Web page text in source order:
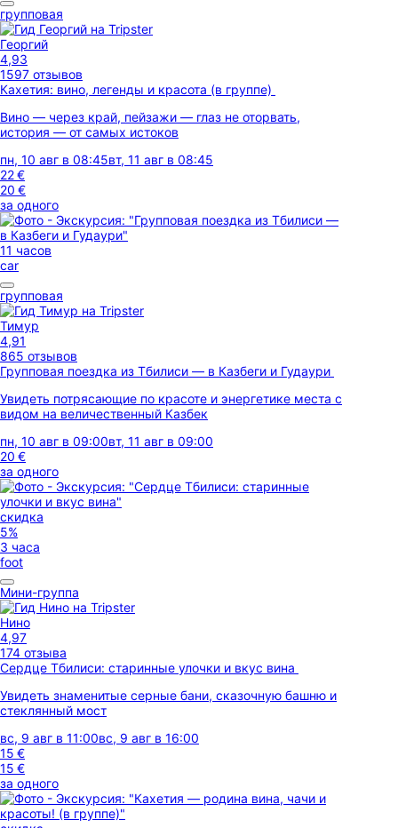
групповая
Георгий
4,93
1597 отзывов
Кахетия: вино, легенды и красота (в группе)
Вино — через край, пейзажи — глаз не оторвать,
история — от самых истоков
пн, 10 авг в 08:45вт, 11 авг в 08:45
22 €
20 €
за одного
11 часов
car
групповая
Тимур
4,91
865 отзывов
Групповая поездка из Тбилиси — в Казбеги и Гудаури
Увидеть потрясающие по красоте и энергетике места с
видом на величественный Казбек
пн, 10 авг в 09:00вт, 11 авг в 09:00
20 €
за одного
скидка
5%
3 часа
foot
Мини-группа
Нино
4,97
174 отзыва
Сердце Тбилиси: старинные улочки и вкус вина
Увидеть знаменитые серные бани, сказочную башню и
стеклянный мост
вс, 9 авг в 11:00вс, 9 авг в 16:00
15 €
15 €
за одного